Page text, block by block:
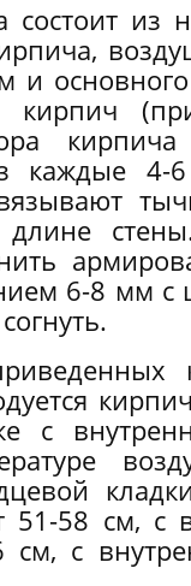
состоит из
и
кирпич
каждые 4-
длине
6-8 мм с
с
51-58 см,
см, с